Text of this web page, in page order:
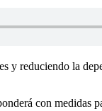
y reduciendo la
con medidas